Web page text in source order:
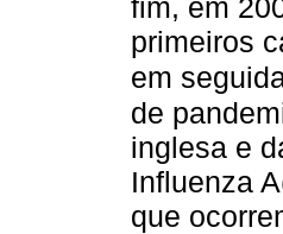
fim, em
primeiros
em
de
inglesa e
Influenza
que